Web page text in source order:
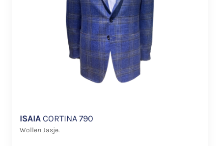
ISAIA CORTINA 790
Wollen Jasje.